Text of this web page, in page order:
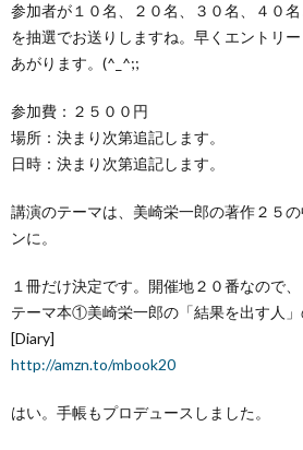
参加者が１０名、２０名、３０名、４０
を抽選でお送りしますね。早くエントリ
あがります。(^_^;;
参加費：２５００円
場所：決まり次第追記します。
日時：決まり次第追記します。
講演のテーマは、美崎栄一郎の著作２５
ンに。
１冊だけ決定です。開催地２０番なので
テーマ本①美崎栄一郎の「結果を出す人
[Diary]
http://amzn.to/mbook20
はい。手帳もプロデュースしました。